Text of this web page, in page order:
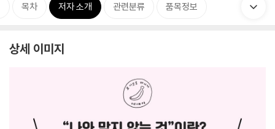
목차 저자 소개 관련분류 품목정보
상세 이미지